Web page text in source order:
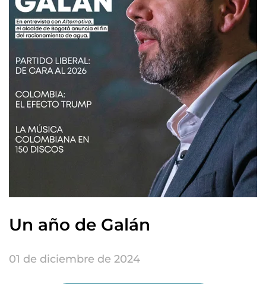
Un año de Galán
01 de diciembre de 2024